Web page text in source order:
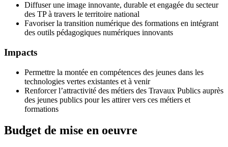
Diffuser une image innovante, durable et engagée du secteur
des TP à travers le territoire national
Favoriser la transition numérique des formations en intégrant
des outils pédagogiques numériques innovants
Impacts
Permettre la montée en compétences des jeunes dans les
technologies vertes existantes et à venir
Renforcer l’attractivité des métiers des Travaux Publics auprès
des jeunes publics pour les attirer vers ces métiers et
formations
Budget de mise en oeuvre